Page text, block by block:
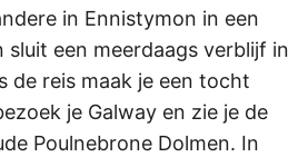
in Ennistymon in een
een meerdaags verblijf in
de reis maak je een tocht
je Galway en zie je de
Poulnebrone Dolmen. In